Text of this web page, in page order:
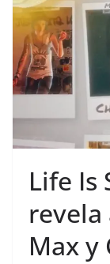
Life Is
revela
Max y